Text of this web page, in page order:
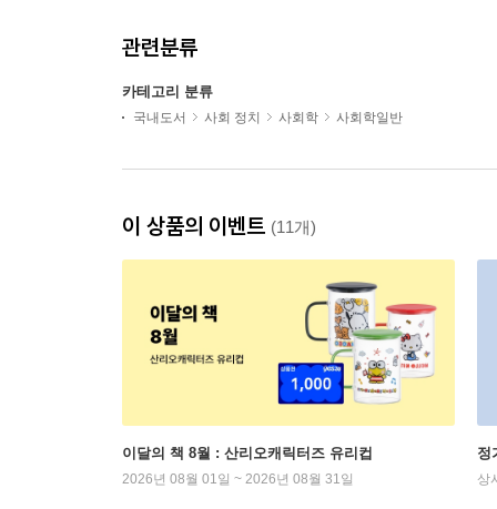
관련분류
카테고리 분류
국내도서 사회 정치 사회학 사회학일반
이 상품의 이벤트 (11개)
이달의 책 8월 : 산리오캐릭터즈 유리컵
2026년 08월 01일 ~ 2026년 08월 31일
정
상